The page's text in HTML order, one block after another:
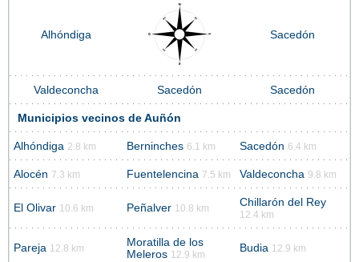
Alhóndiga Sacedón
Valdeconcha Sacedón Sacedón
Municipios vecinos de Auñón
Alhóndiga 2.8 km Berninches 6.1 km Sacedón 6.4 km
Alocén 7.3 km Fuentelencina 7.5 km Valdeconcha 9.8 km
El Olivar 10.6 km Peñalver 10.8 km Chillarón del Rey
12.4 km
Pareja 12.8 km
Moratilla de los
Meleros 12.9 km
Budia 12.9 km